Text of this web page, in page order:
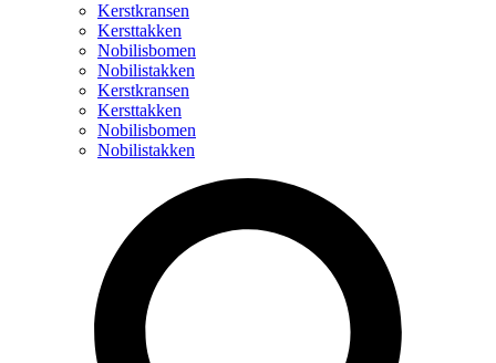
Kerstkransen
Kersttakken
Nobilisbomen
Nobilistakken
Kerstkransen
Kersttakken
Nobilisbomen
Nobilistakken